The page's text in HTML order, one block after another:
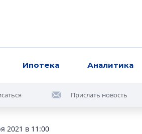
Ипотека Аналитика
Прислать новость
2021 в 11:00